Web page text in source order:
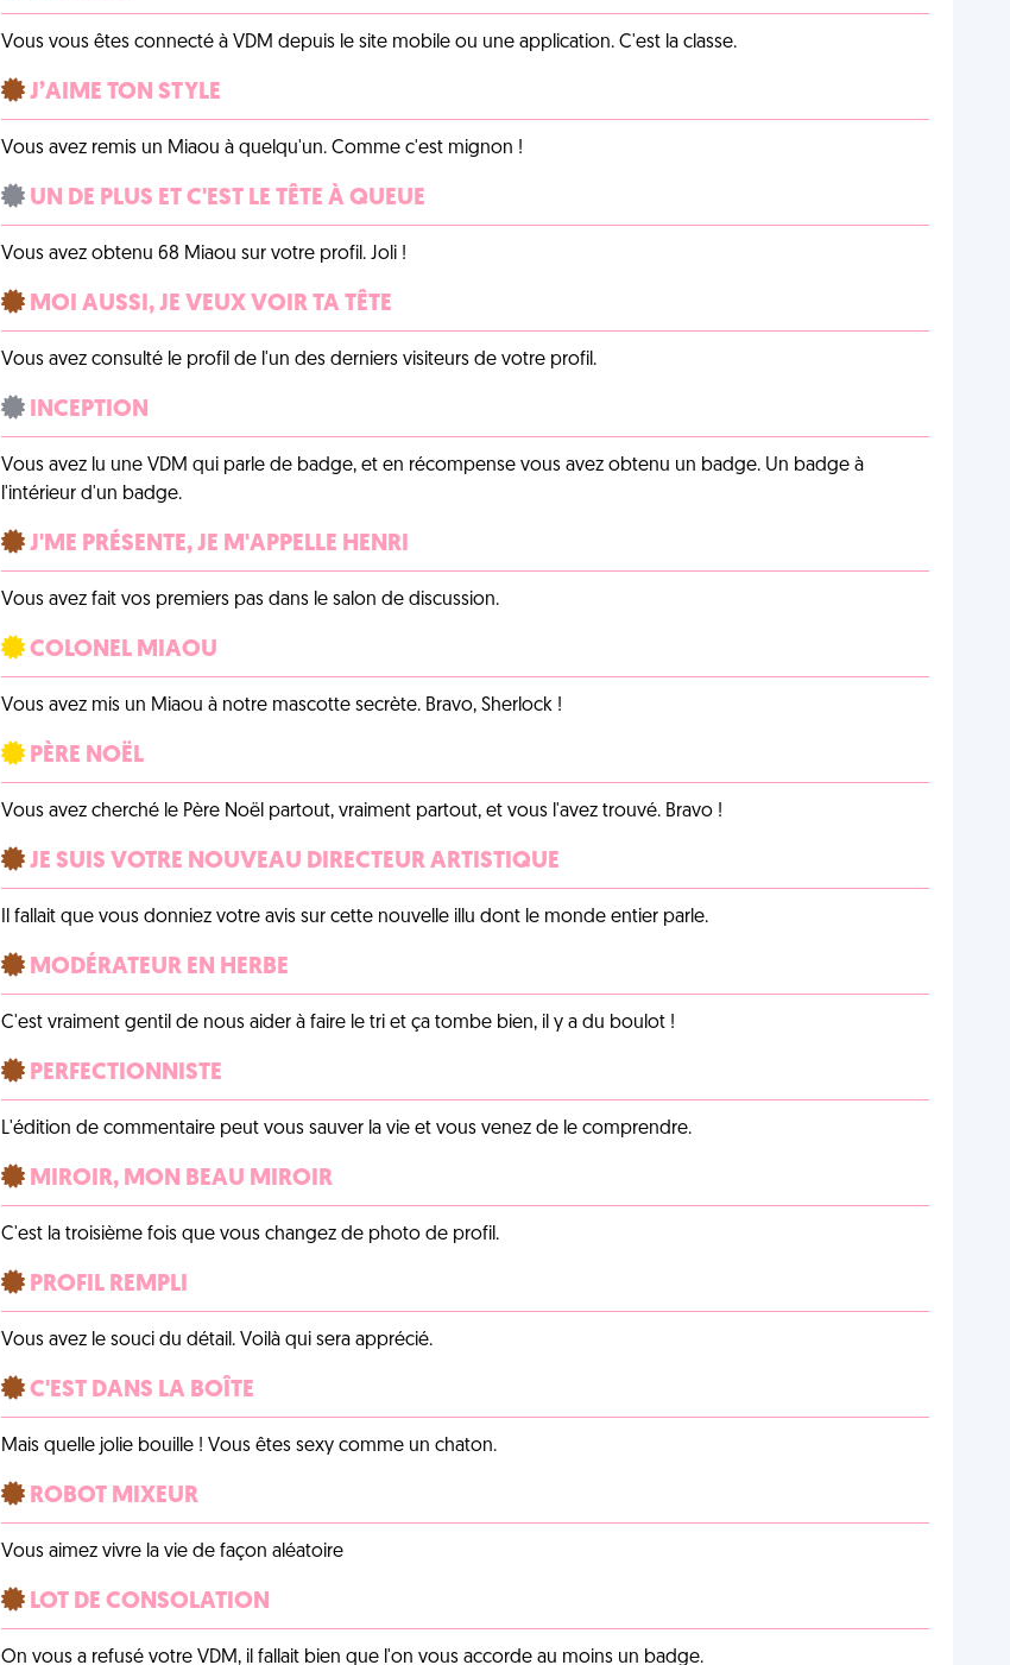
Vous vous êtes connecté à VDM depuis le site mobile ou une application. C'est la classe.
J’AIME TON STYLE
Vous avez remis un Miaou à quelqu'un. Comme c'est mignon !
UN DE PLUS ET C'EST LE TÊTE À QUEUE
Vous avez obtenu 68 Miaou sur votre profil. Joli !
MOI AUSSI, JE VEUX VOIR TA TÊTE
Vous avez consulté le profil de l'un des derniers visiteurs de votre profil.
INCEPTION
Vous avez lu une VDM qui parle de badge, et en récompense vous avez obtenu un badge. Un badge à
l'intérieur d'un badge.
J'ME PRÉSENTE, JE M'APPELLE HENRI
Vous avez fait vos premiers pas dans le salon de discussion.
COLONEL MIAOU
Vous avez mis un Miaou à notre mascotte secrète. Bravo, Sherlock !
PÈRE NOËL
Vous avez cherché le Père Noël partout, vraiment partout, et vous l'avez trouvé. Bravo !
JE SUIS VOTRE NOUVEAU DIRECTEUR ARTISTIQUE
Il fallait que vous donniez votre avis sur cette nouvelle illu dont le monde entier parle.
MODÉRATEUR EN HERBE
C'est vraiment gentil de nous aider à faire le tri et ça tombe bien, il y a du boulot !
PERFECTIONNISTE
L'édition de commentaire peut vous sauver la vie et vous venez de le comprendre.
MIROIR, MON BEAU MIROIR
C'est la troisième fois que vous changez de photo de profil.
PROFIL REMPLI
Vous avez le souci du détail. Voilà qui sera apprécié.
C'EST DANS LA BOÎTE
Mais quelle jolie bouille ! Vous êtes sexy comme un chaton.
ROBOT MIXEUR
Vous aimez vivre la vie de façon aléatoire
LOT DE CONSOLATION
On vous a refusé votre VDM, il fallait bien que l'on vous accorde au moins un badge.